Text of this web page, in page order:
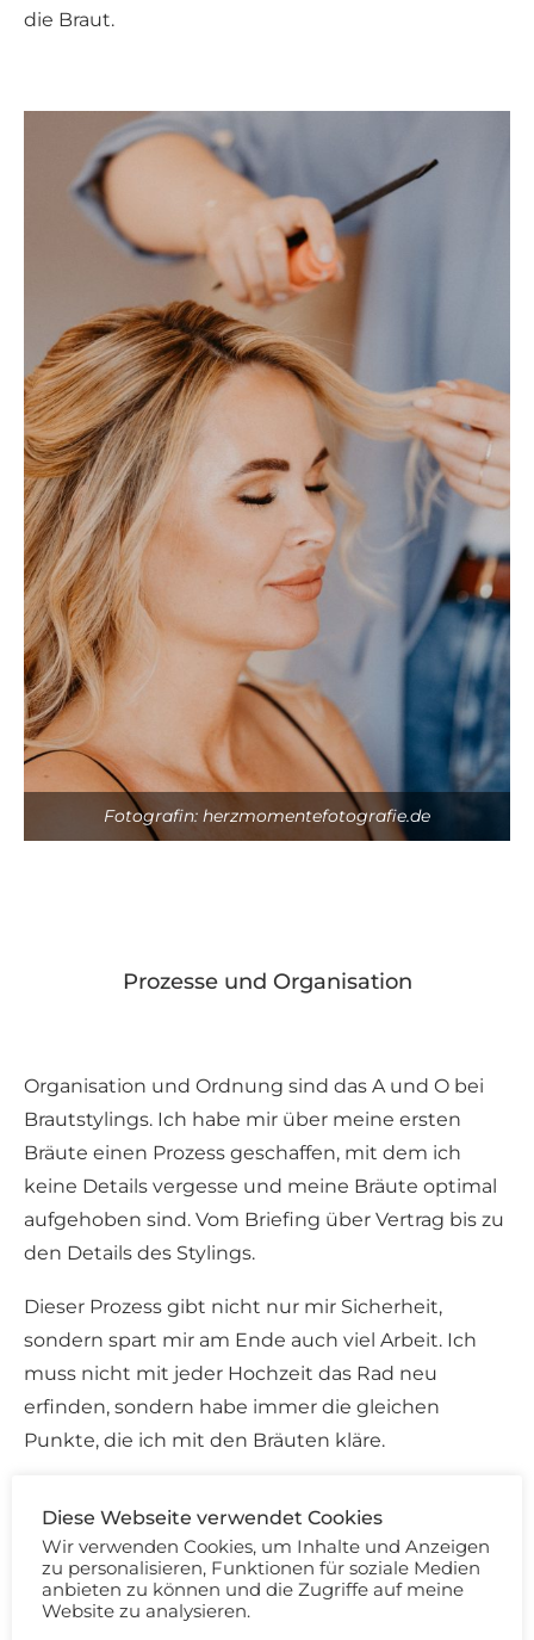
die Braut.
Fotografin: herzmomentefotografie.de
Prozesse und Organisation
Organisation und Ordnung sind das A und O bei
Brautstylings. Ich habe mir über meine ersten
Bräute einen Prozess geschaffen, mit dem ich
keine Details vergesse und meine Bräute optimal
aufgehoben sind. Vom Briefing über Vertrag bis zu
den Details des Stylings.
Dieser Prozess gibt nicht nur mir Sicherheit,
sondern spart mir am Ende auch viel Arbeit. Ich
muss nicht mit jeder Hochzeit das Rad neu
erfinden, sondern habe immer die gleichen
Punkte, die ich mit den Bräuten kläre.
Weiterbildung
Diese Webseite verwendet Cookies
Wir verwenden Cookies, um Inhalte und Anzeigen
zu personalisieren, Funktionen für soziale Medien
anbieten zu können und die Zugriffe auf meine
Website zu analysieren.